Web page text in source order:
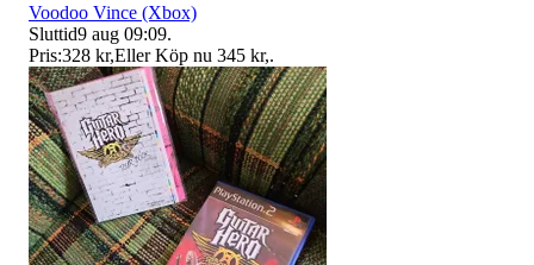
Voodoo Vince (Xbox)
Sluttid9 aug 09:09.
Pris:328 kr,Eller Köp nu 345 kr,.